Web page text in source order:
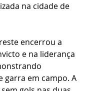
na cidade de
encerrou a
e na liderança
garra em campo. A